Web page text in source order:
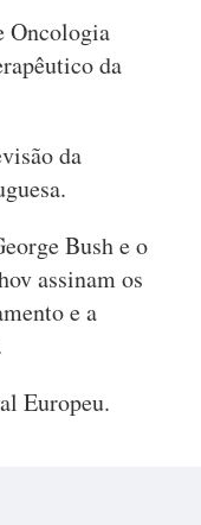
Oncologia
da
da
Bush e o
assinam os
e a
Europeu.